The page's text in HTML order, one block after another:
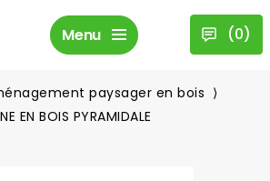
Menu (0)
paysager en bois
EN BOIS PYRAMIDALE